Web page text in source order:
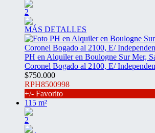
2
MÁS DETALLES
PH en Alquiler en Boulogne Sur Mer,
Coronel Bogado al 2100, E/
$750.000
RPH8500998
+/- Favorito
115 m²
2